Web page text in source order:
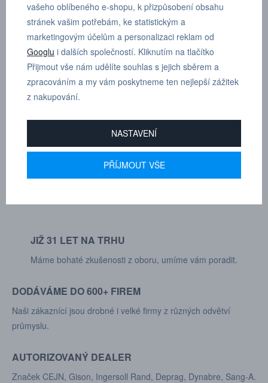
MARTIN
DRHOLEC
+420 731 517 942
POPTÁVKOVÝ FORMULÁŘ
JIŽ 31 LET NA TRHU
Máme bohaté zkušenosti z oboru, umíme vám poradit.
DODÁVÁME DO 600+ FIREM
Naši zákaznící jsou drobné i velké firmy z různých odvětví
průmyslu.
AUTORIZOVANÝ DEALER
Značek CEJN, Gison, Ingersoll Rand, Deprag, Dynabre, Sang-A.
vašeho oblíbeného e-shopu, k přizpůsobení obsahu
stránek vašim potřebám, ke statistickým a
marketingovým účelům a personalizaci reklam od
Googlu i dalších společností. Kliknutím na tlačítko
Přijmout vše nám udělíte souhlas s jejich sběrem a
zpracováním a my vám poskytneme ten nejlepší zážitek
z nakupování.
NASTAVENÍ
PŘÍJMOUT VŠE